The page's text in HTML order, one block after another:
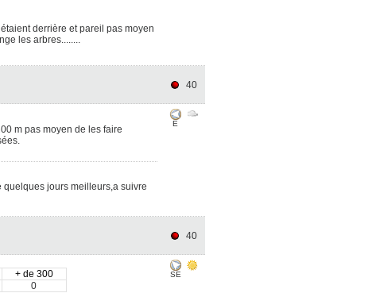
derrière et pareil pas moyen
les arbres........
40
m pas moyen de les faire
jours meilleurs,a suivre
E
40
+ de 300
0
SE